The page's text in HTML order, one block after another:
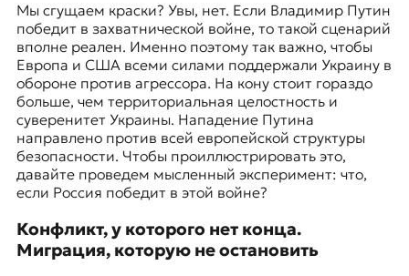
Мы сгущаем краски? Увы, нет. Если Владимир Путин
победит в захватнической войне, то такой сценарий
вполне реален. Именно поэтому так важно, чтобы
Европа и США всеми силами поддержали Украину в
обороне против агрессора. На кону стоит гораздо
больше, чем территориальная целостность и
суверенитет Украины. Нападение Путина
направлено против всей европейской структуры
безопасности. Чтобы проиллюстрировать это,
давайте проведем мысленный эксперимент: что,
если Россия победит в этой войне?
Конфликт, у которого нет конца.
Миграция, которую не остановить